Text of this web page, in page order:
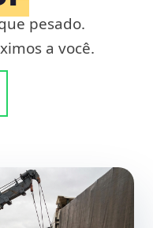
pesado.
a você.